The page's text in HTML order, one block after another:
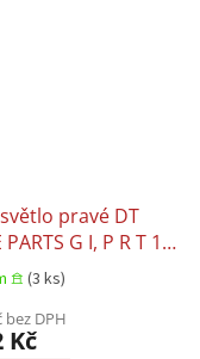
pravé DT
PARTS G I, P R T 19
01.2003–05.2019
𖠿(3 ks)
bez DPH
Kč